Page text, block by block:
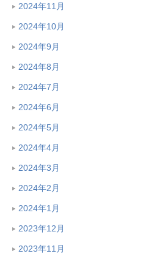
2024年11月
2024年10月
2024年9月
2024年8月
2024年7月
2024年6月
2024年5月
2024年4月
2024年3月
2024年2月
2024年1月
2023年12月
2023年11月